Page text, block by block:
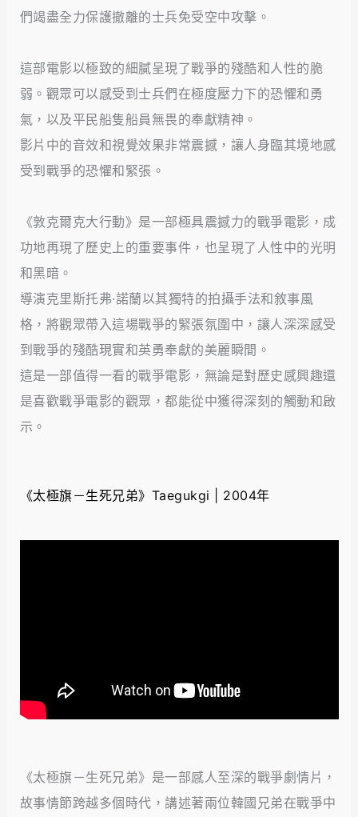
們竭盡全力保護撤離的士兵免受空中攻擊。
這部電影以極致的細膩呈現了戰爭的殘酷和人性的脆
弱。觀眾可以感受到士兵們在極度壓力下的恐懼和勇
氣，以及平民船隻船員無畏的奉獻精神。
影片中的音效和視覺效果非常震撼，讓人身臨其境地感
受到戰爭的恐懼和緊張。
《敦克爾克大行動》是一部極具震撼力的戰爭電影，成
功地再現了歷史上的重要事件，也呈現了人性中的光明
和黑暗。
導演克里斯托弗·諾蘭以其獨特的拍攝手法和敘事風
格，將觀眾帶入這場戰爭的緊張氛圍中，讓人深深感受
到戰爭的殘酷現實和英勇奉獻的美麗瞬間。
這是一部值得一看的戰爭電影，無論是對歷史感興趣還
是喜歡戰爭電影的觀眾，都能從中獲得深刻的觸動和啟
示。
《太極旗－生死兄弟》Taegukgi | 2004年
《太極旗－生死兄弟》是一部感人至深的戰爭劇情片，
故事情節跨越多個時代，講述著兩位韓國兄弟在戰爭中